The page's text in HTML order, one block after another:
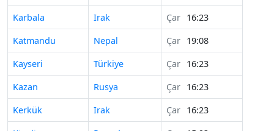
Karbala
Irak Çar 16:23
Katmandu
Nepal Çar 19:08
Kayseri
Türkiye Çar 16:23
Kazan
Rusya Çar 16:23
Kerkük
Irak Çar 16:23